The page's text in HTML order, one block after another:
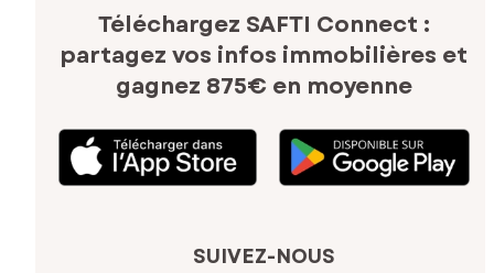
Téléchargez SAFTI Connect :
partagez vos infos immobilières et
gagnez 875€ en moyenne
SUIVEZ-NOUS